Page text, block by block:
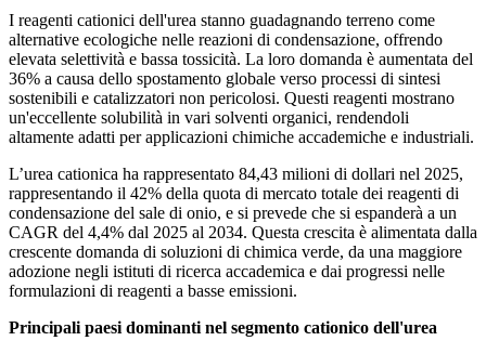
I reagenti cationici dell'urea stanno guadagnando terreno come
alternative ecologiche nelle reazioni di condensazione, offrendo
elevata selettività e bassa tossicità. La loro domanda è aumentata del
36% a causa dello spostamento globale verso processi di sintesi
sostenibili e catalizzatori non pericolosi. Questi reagenti mostrano
un'eccellente solubilità in vari solventi organici, rendendoli
altamente adatti per applicazioni chimiche accademiche e industriali.
L’urea cationica ha rappresentato 84,43 milioni di dollari nel 2025,
rappresentando il 42% della quota di mercato totale dei reagenti di
condensazione del sale di onio, e si prevede che si espanderà a un
CAGR del 4,4% dal 2025 al 2034. Questa crescita è alimentata dalla
crescente domanda di soluzioni di chimica verde, da una maggiore
adozione negli istituti di ricerca accademica e dai progressi nelle
formulazioni di reagenti a basse emissioni.
Principali paesi dominanti nel segmento cationico dell'urea